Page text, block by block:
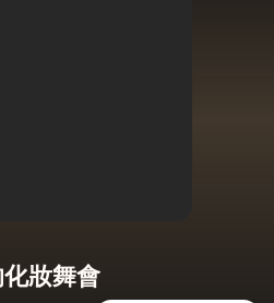
妝舞會